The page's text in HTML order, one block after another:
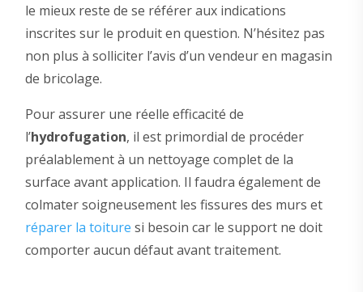
le mieux reste de se référer aux indications
inscrites sur le produit en question. N’hésitez pas
non plus à solliciter l’avis d’un vendeur en magasin
de bricolage.
Pour assurer une réelle efficacité de
l’hydrofugation, il est primordial de procéder
préalablement à un nettoyage complet de la
surface avant application. Il faudra également de
colmater soigneusement les fissures des murs et
réparer la toiture si besoin car le support ne doit
comporter aucun défaut avant traitement.